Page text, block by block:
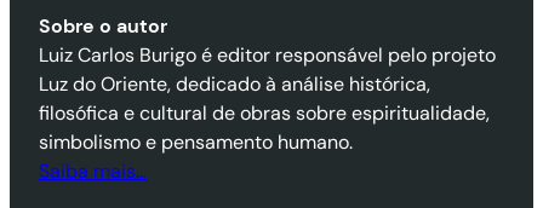
Sobre o autor
Luiz Carlos Burigo é editor responsável pelo projeto
Luz do Oriente, dedicado à análise histórica,
filosófica e cultural de obras sobre espiritualidade,
simbolismo e pensamento humano.
Saiba mais…